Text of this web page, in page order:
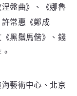
盤曲》、《娜魯
常惠《鄭成
黑鬚馬偕》、錢
藝術中心、北京